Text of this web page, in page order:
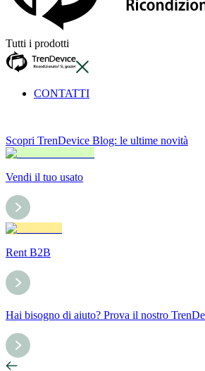
Tutti i prodotti
CONTATTI
Scopri TrenDevice Blog: le ultime novità
Vendi il tuo usato
Rent B2B
Hai bisogno di aiuto? Prova il nostro